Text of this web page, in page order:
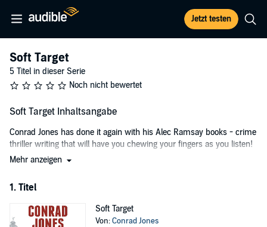
Jetzt testen
Soft Target
5 Titel in dieser Serie
Noch nicht bewertet
Soft Target Inhaltsangabe
Conrad Jones has done it again with his Alec Ramsay books - crime
thriller writing that will have you chewing your fingers as you listen!
Soft Targetis the first book in a series of thrillers that follow the hunt
destinations where suicide bombers cause carnage before attacking
©2008 Conrad Jones (P)2014 Conrad Jones
Mehr anzeigen
1. Titel
Soft Target
Von:Conrad Jones